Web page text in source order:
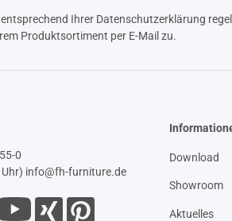
Ihrer Datenschutzerklärung
Produktsortiment per E-Mail zu.
0
info@fh-furniture.de
Download
Showroom
Aktuelles